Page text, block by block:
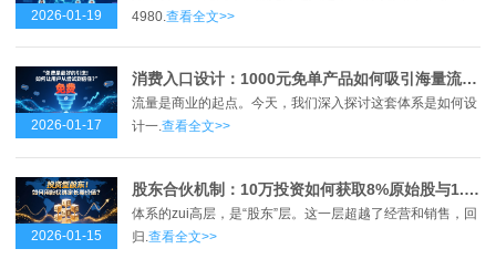
2026-01-19
4980. 查看全文>>
2026-01-17
消费入口设计：1000元免单产品如何吸引海量流量？
流量是商业的起点。今天，我们深入探讨这套体系是如何设
计一.查看全文>>
2026-01-15
股东合伙机制：10万投资如何获取8%原始股与1.2倍回报？
体系的zui高层，是“股东”层。这一层超越了经营和销售，回
归. 查看全文>>